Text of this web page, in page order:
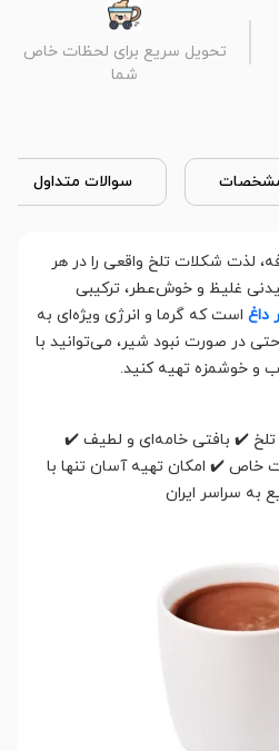
تحویل سریع برای لحظات خاص
شما
سوالات متداول
لذت شکلات تلخ واقعی را در هر
غلیظ و خوش‌عطر، ترکیبی
داغ است که گرما و انرژی ویژه‌ای به
در صورت نبود شیر، می‌توانید با
خوشمزه تهیه کنید.
✔️ بافتی خامه‌ای و لطیف ✔️
خاص ✔️ امکان تهیه آسان تنها با
به سراسر ایران